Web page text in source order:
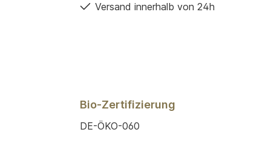
Versand innerhalb von 24h
Bio-Zertifizierung
DE-ÖKO-060